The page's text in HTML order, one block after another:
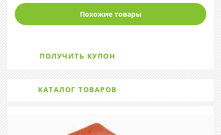
Похожие товары
ПОЛУЧИТЬ КУПОН
КАТАЛОГ ТОВАРОВ